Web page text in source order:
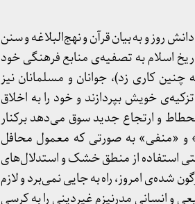
روز و به بیان قرآن و نهج‌البلاغه و سنن
اسلام به تصفیه‌ی منابع فرهنگی خود
چنین کاری زد)، جوانان و مسلمانان نیز
خویش بپردازند و خود را به اخلاق
و ارتجاع جدید سوق می‌دهد برکنار
و «منفی» به صورتی که معمول محافل
استفاده از منطق خشک و استدلال‌های
امروز، راه به جایی نمی‌برد و لازم
و انسانی مدرنیزم غیردینی را به کرسی